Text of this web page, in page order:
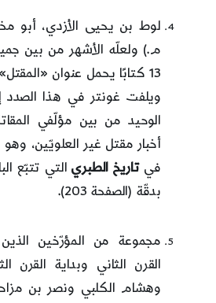
م.) ولعلّه الأشهر من بين
ويلفت غونتر في هذا
الوحيد من بين مؤلّفي
أخبار مقتل غير العلويّين،
فيتاريخ الطبري التي تتبّع
بدقّة (الصفحة 203).
مجموعة من المؤرّخين
القرن الثاني وبداية القرن
وهشام الكلبي ونصر بن